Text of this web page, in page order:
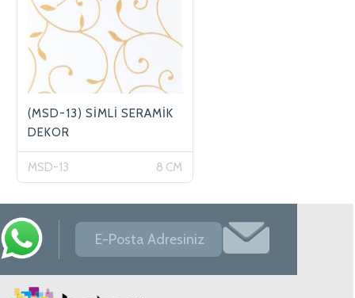
(MSD-13) SİMLİ SERAMİK
DEKOR
MSD-13 8 CM